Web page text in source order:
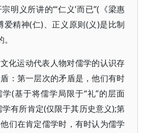
明义所讲的“‘仁义’而已”(《梁惠
爱精神(仁)、正义原则(义)是比制
化运动代表人物对儒学的认识存
：第一层次的矛盾是，他们有时
(基于将儒学局限于“礼”的层面
有所肯定(仅限于其历史意义);第
们在肯定儒学时，有时认为儒学